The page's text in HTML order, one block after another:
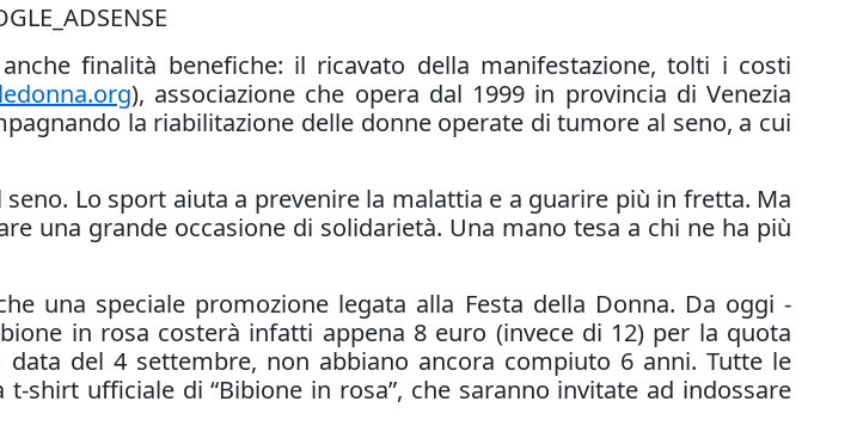
finalità benefiche: il ricavato della manifestazione, tolti i costi
), associazione che opera dal 1999 in provincia di Venezia
la riabilitazione delle donne operate di tumore al seno, a cui
Lo sport aiuta a prevenire la malattia e a guarire più in fretta. Ma
una grande occasione di solidarietà. Una mano tesa a chi ne ha più
una speciale promozione legata alla Festa della Donna. Da oggi -
in rosa costerà infatti appena 8 euro (invece di 12) per la quota
del 4 settembre, non abbiano ancora compiuto 6 anni. Tutte le
ufficiale di “Bibione in rosa”, che saranno invitate ad indossare